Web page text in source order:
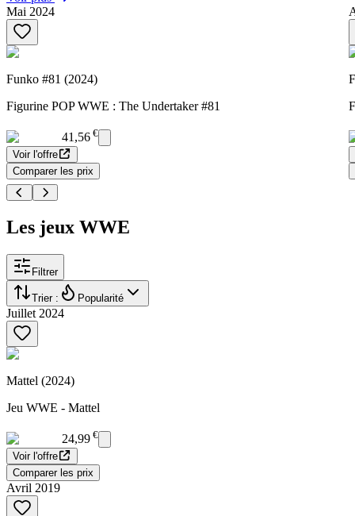
Mai 2024
Funko #81 (2024)
Figurine POP WWE : The Undertaker #81
41,56 €
Voir l'offre
Comparer les prix
Les jeux WWE
Filtrer
Trier : Popularité
Juillet 2024
Mattel (2024)
Jeu WWE - Mattel
24,99 €
Voir l'offre
Comparer les prix
Avril 2019